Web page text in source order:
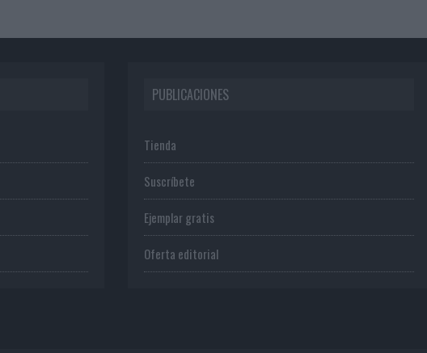
PUBLICACIONES
Tienda
Suscríbete
Ejemplar gratis
Oferta editorial